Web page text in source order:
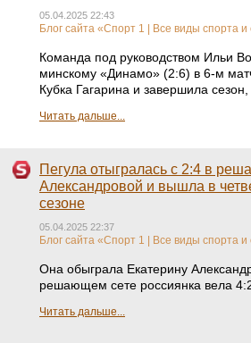
05.04.2025 22:43
Блог сайта «Спорт 1 | Все виды спорта и
Команда под руководством Ильи
минскому «Динамо» (2:6) в 6-м
Кубка Гагарина и завершила сезон,
Читать дальше...
Пегула отыгралась с 2:4 в
Александровой и вышла в
сезоне
05.04.2025 22:37
Блог сайта «Спорт 1 | Все виды спорта и
Она обыграла Екатерину
решающем сете россиянка вела
Читать дальше...